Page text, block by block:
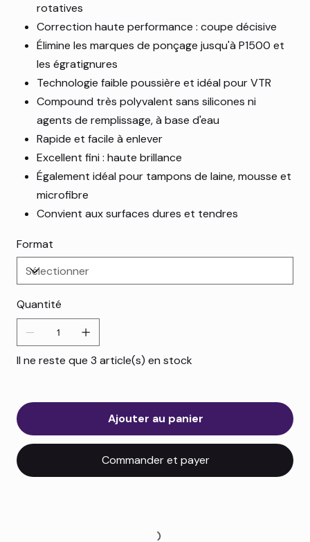
rotatives
Correction haute performance : coupe décisive
Élimine les marques de ponçage jusqu'à P1500 et
les égratignures
Technologie faible poussière et idéal pour VTR
Compound très polyvalent sans silicones ni
agents de remplissage, à base d'eau
Rapide et facile à enlever
Excellent fini : haute brillance
Également idéal pour tampons de laine, mousse et
microfibre
Convient aux surfaces dures et tendres
Format
Quantité
Il ne reste que 3 article(s) en stock
Ajouter au panier
Commander et payer